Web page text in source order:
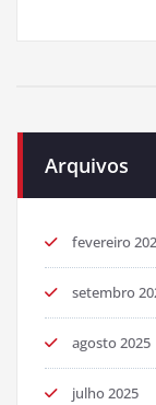
Arquivos
fevereiro
setembro
agosto 2025
julho 2025